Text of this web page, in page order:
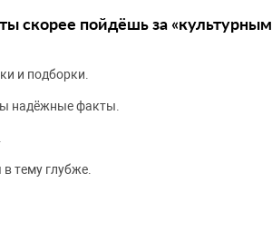
скорее пойдёшь за «культурным
и подборки.
надёжные факты.
тему глубже.